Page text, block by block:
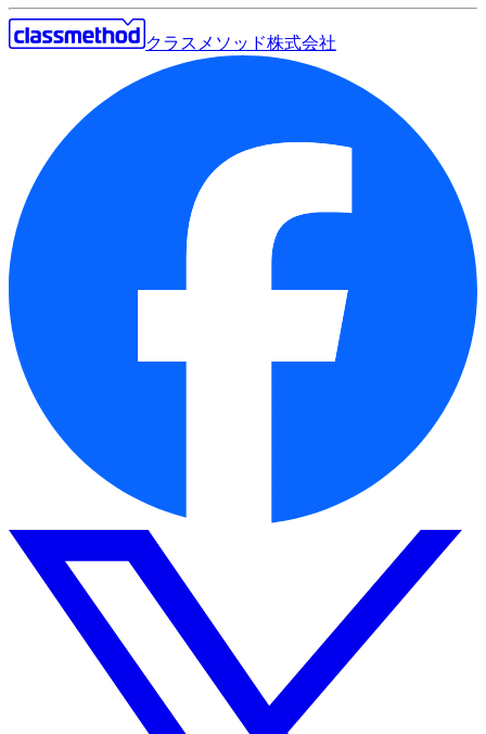
クラスメソッド株式会社